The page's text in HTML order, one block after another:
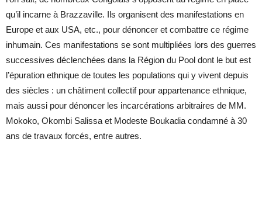
qu’il incarne à Brazzaville. Ils organisent des manifestations en
Europe et aux USA, etc., pour dénoncer et combattre ce régime
inhumain. Ces manifestations se sont multipliées lors des guerres
successives déclenchées dans la Région du Pool dont le but est
l’épuration ethnique de toutes les populations qui y vivent depuis
des siècles : un châtiment collectif pour appartenance ethnique,
mais aussi pour dénoncer les incarcérations arbitraires de MM.
Mokoko, Okombi Salissa et Modeste Boukadia condamné à 30
ans de travaux forcés, entre autres.